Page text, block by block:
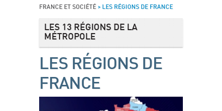
FRANCE ET SOCIÉTÉ > LES RÉGIONS DE FRANCE
LES 13 RÉGIONS DE LA
MÉTROPOLE
LES RÉGIONS DE
FRANCE